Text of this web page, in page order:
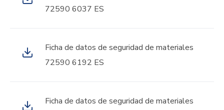
72590 6037 ES
Ficha de datos de seguridad de materiales
72590 6192 ES
Ficha de datos de seguridad de materiales